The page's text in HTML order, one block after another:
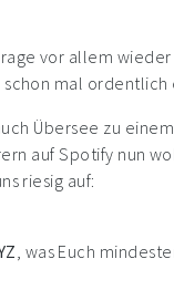
vor allem
mal ordentlich
Übersee zu
auf Spotify nun
riesig auf:
, was Euch